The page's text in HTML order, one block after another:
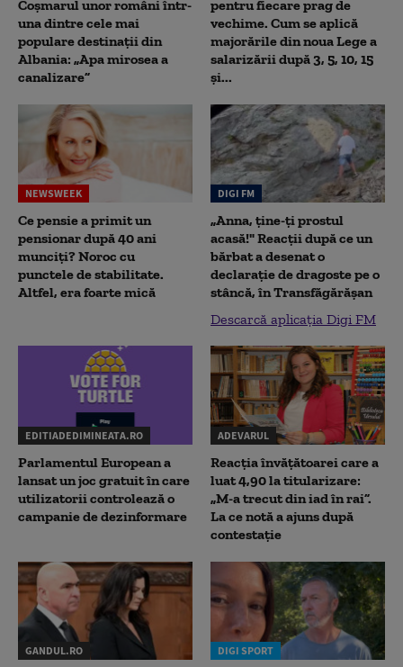
Coșmarul unor români într-
una dintre cele mai
populare destinații din
Albania: „Apa mirosea a
canalizare”
pentru fiecare prag de
vechime. Cum se aplică
majorările din noua Lege a
salarizării după 3, 5, 10, 15
și...
NEWSWEEK
Ce pensie a primit un
pensionar după 40 ani
munciți? Noroc cu
punctele de stabilitate.
Altfel, era foarte mică
DIGI FM
„Anna, ţine-ţi prostul
acasă!" Reacţii după ce un
bărbat a desenat o
declaraţie de dragoste pe o
stâncă, în Transfăgărăşan
Descarcă aplicația Digi FM
EDITIADEDIMINEATA.RO
Parlamentul European a
lansat un joc gratuit în care
utilizatorii controlează o
campanie de dezinformare
ADEVARUL
Reacția învățătoarei care a
luat 4,90 la titularizare:
„M-a trecut din iad în rai”.
La ce notă a ajuns după
contestație
GANDUL.RO DIGI SPORT